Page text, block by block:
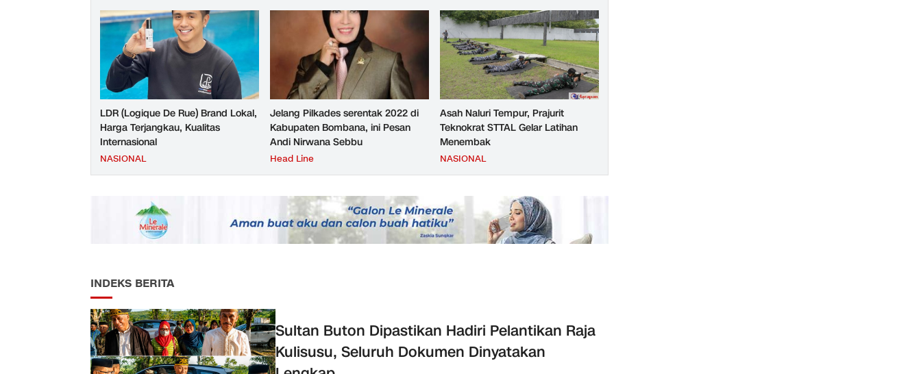
LDR (Logique De Rue) Brand Lokal,
Harga Terjangkau, Kualitas
Internasional
NASIONAL
Jelang Pilkades serentak 2022 di
Kabupaten Bombana, ini Pesan
Andi Nirwana Sebbu
Head Line
Asah Naluri Tempur, Prajurit
Teknokrat STTAL Gelar Latihan
Menembak
NASIONAL
INDEKS BERITA
Sultan Buton Dipastikan Hadiri Pelantikan Raja
Kulisusu, Seluruh Dokumen Dinyatakan